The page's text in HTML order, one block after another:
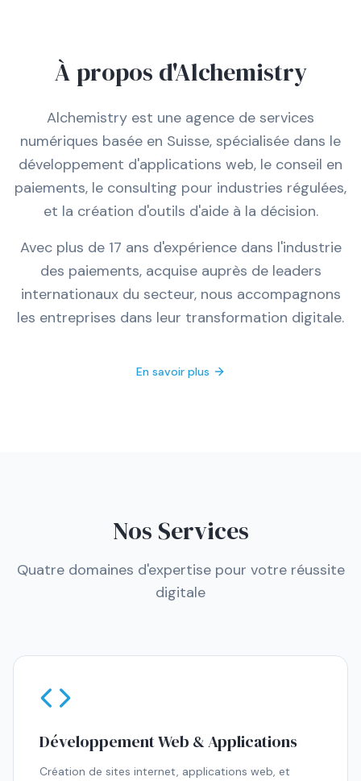
À propos d'Alchemistry
Alchemistry est une agence de services
numériques basée en Suisse, spécialisée dans le
développement d'applications web, le conseil en
paiements, le consulting pour industries régulées,
et la création d'outils d'aide à la décision.
Avec plus de 17 ans d'expérience dans l'industrie
des paiements, acquise auprès de leaders
internationaux du secteur, nous accompagnons
les entreprises dans leur transformation digitale.
En savoir plus
Nos Services
Quatre domaines d'expertise pour votre réussite
digitale
Développement Web & Applications
Création de sites internet, applications web, et